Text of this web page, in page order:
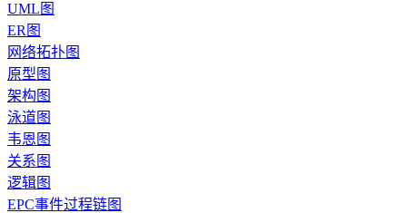
UML图
ER图
网络拓扑图
原型图
架构图
泳道图
韦恩图
关系图
逻辑图
EPC事件过程链图